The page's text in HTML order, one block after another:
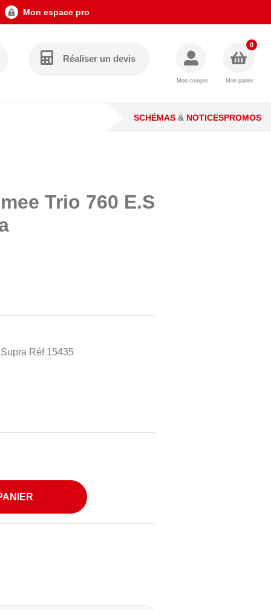
Mon espace pro
Réaliser un devis
Mon compte Mon panier
0
SCHÉMAS & NOTICESPROMOS
Trio 760 E.S
Réf 15435